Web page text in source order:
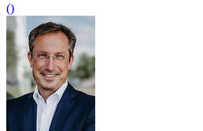
()